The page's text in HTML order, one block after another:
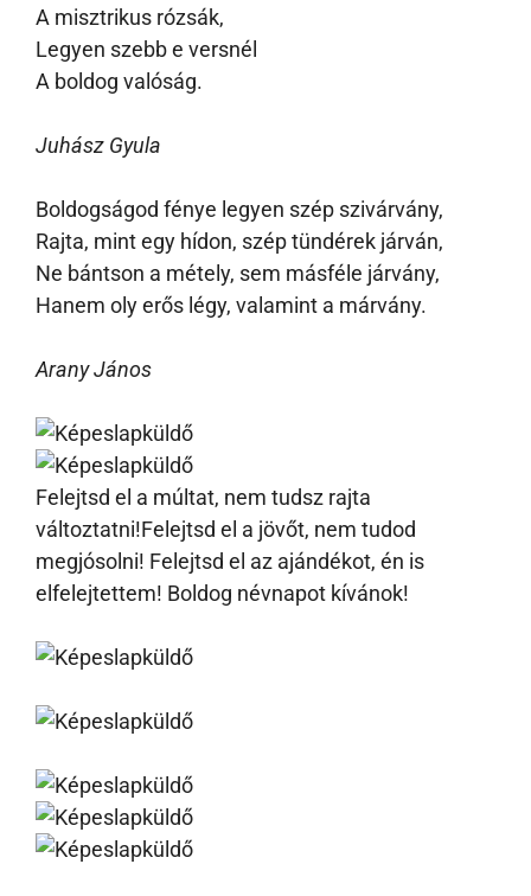
A misztrikus rózsák,
Legyen szebb e versnél
A boldog valóság.
Juhász Gyula
Boldogságod fénye legyen szép szivárvány,
Rajta, mint egy hídon, szép tündérek járván,
Ne bántson a métely, sem másféle járvány,
Hanem oly erős légy, valamint a márvány.
Arany János
Felejtsd el a múltat, nem tudsz rajta
változtatni!Felejtsd el a jövőt, nem tudod
megjósolni! Felejtsd el az ajándékot, én is
elfelejtettem! Boldog névnapot kívánok!